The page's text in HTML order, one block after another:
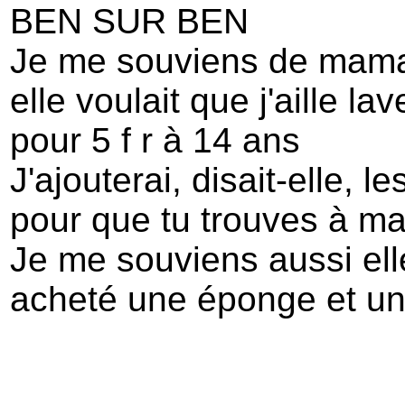
BEN SUR BEN
Je me souviens de
elle voulait que j'aille
pour 5 f r à 14 ans
J'ajouterai, disait-elle,
pour que tu trouves à
Je me souviens aussi
acheté une éponge et